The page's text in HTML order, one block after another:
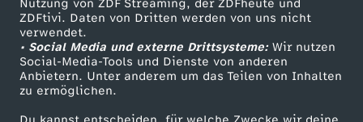
Nutzung von ZDF Streaming, der ZDFheute und
ZDFtivi. Daten von Dritten werden von uns nicht
verwendet.
• Social Media und externe Drittsysteme:Wir nutzen
Social-Media-Tools und Dienste von anderen
Anbietern. Unter anderem um das Teilen von Inhalten
zu ermöglichen.
h
e
i
ZDF Unternehmen
Karriere